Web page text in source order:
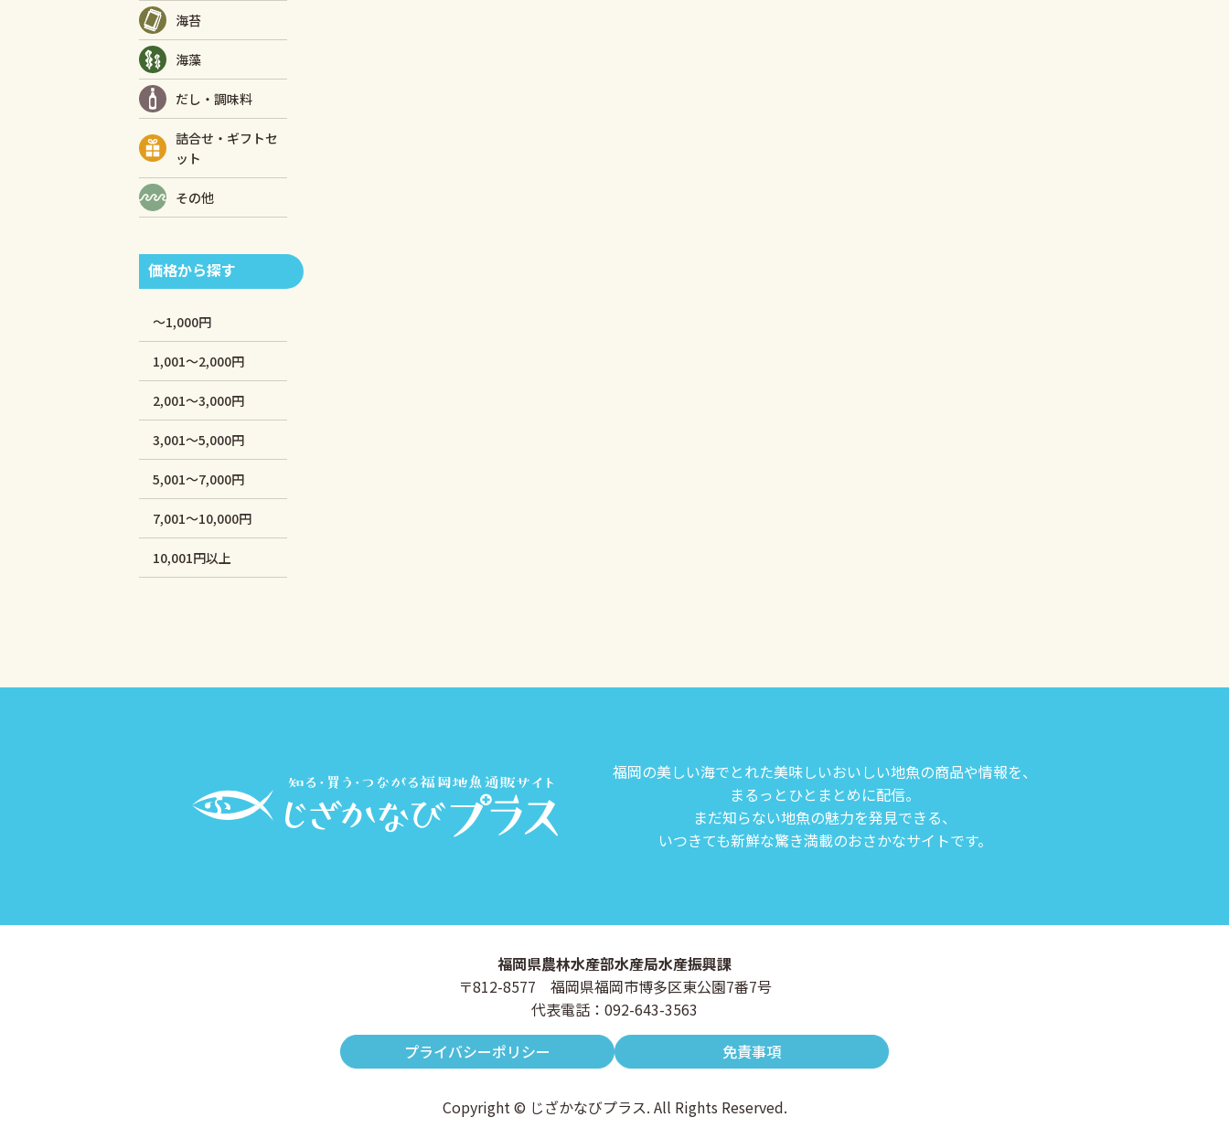
海苔
海藻
だし・調味料
詰合せ・ギフトセ
ット
その他
価格から探す
～1,000円
1,001～2,000円
2,001～3,000円
3,001～5,000円
5,001～7,000円
7,001～10,000円
10,001円以上
福岡の美しい海でとれた美味しいおいしい地魚の商品や情報を、
まるっとひとまとめに配信。
まだ知らない地魚の魅力を発見できる、
いつきても新鮮な驚き満載のおさかなサイトです。
福岡県農林水産部水産局水産振興課
〒812-8577 福岡県福岡市博多区東公園7番7号
代表電話：092-643-3563
プライバシーポリシー
免責事項
Copyright © じざかなびプラス. All Rights Reserved.